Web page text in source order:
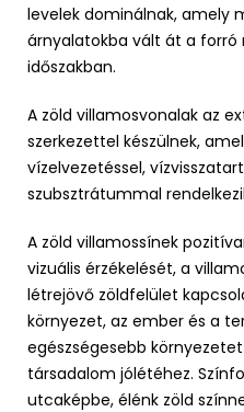
levelek dominálnak, amely
árnyalatokba vált át a forró
időszakban.
A zöld villamosvonalak az
szerkezettel készülnek,
vízelvezetéssel,
szubsztrátummal
A zöld villamossínek
vizuális érzékelését, a
létrejövő zöldfelület
környezet, az ember és a
egészségesebb
társadalom jólétéhez.
utcaképbe, élénk zöld